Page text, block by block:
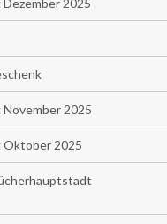
2025
2025
Oktober 2025